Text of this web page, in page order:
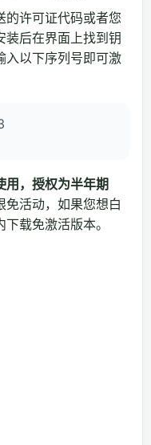
的许可证代码或者您
装后在界面上找到钥
入以下序列号即可激
用，授权为半年期
免活动，如果您想白
载免激活版本。